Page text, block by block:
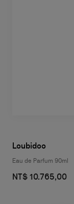
Loubidoo
Eau de Parfum 90ml
NT$ 10.765,00